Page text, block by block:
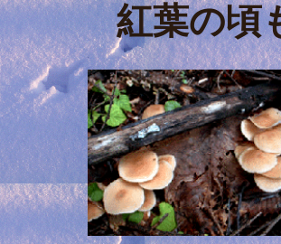
紅葉の頃